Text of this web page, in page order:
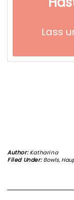
Lass
Author:Katharina
Filed Under:Bowls,